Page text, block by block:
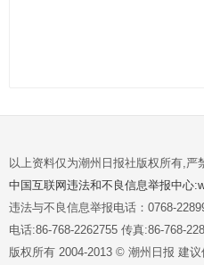
以上资料仅为潮州日报社版权所有,
中国互联网违法和不良信息举报中心
违法与不良信息举报电话：0768-
电话:86-768-2262755 传真:86-768-
版权所有 2004-2013 © 潮州日报 建